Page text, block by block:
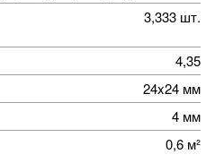
3,333 шт.
4,35
24x24 мм
4 мм
0,6 м²